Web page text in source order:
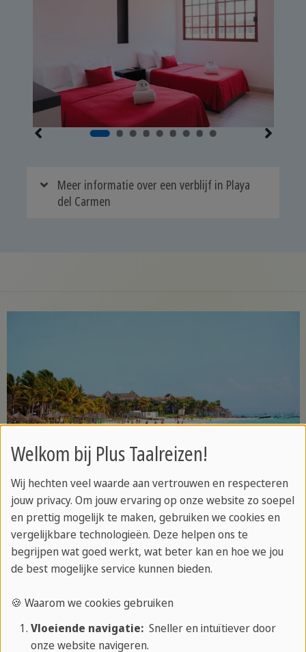
Meer informatie over een verblijf in Playa
del Carmen
Activiteiten
Bij Plus Taalreizen Playa del Carmen is elke dag een
avontuur!
Onze taalvakantie Spaans is de perfecte mix van
Welkom bij Plus Taalreizen!
Wij hechten veel waarde aan vertrouwen en respecteren
jouw privacy. Om jouw ervaring op onze website zo soepel
en prettig mogelijk te maken, gebruiken we cookies en
vergelijkbare technologieën. Deze helpen ons te
begrijpen wat goed werkt, wat beter kan en hoe we jou
de best mogelijke service kunnen bieden.
🍪 Waarom we cookies gebruiken
Vloeiende navigatie:Sneller en intuïtiever door
onze website navigeren.